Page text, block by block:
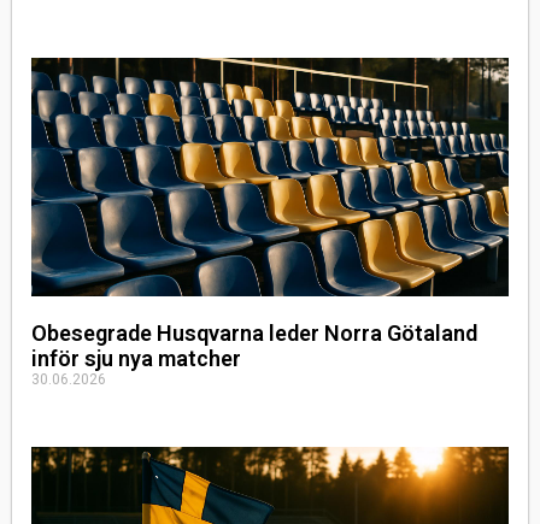
Obesegrade Husqvarna leder Norra Götaland
inför sju nya matcher
30.06.2026